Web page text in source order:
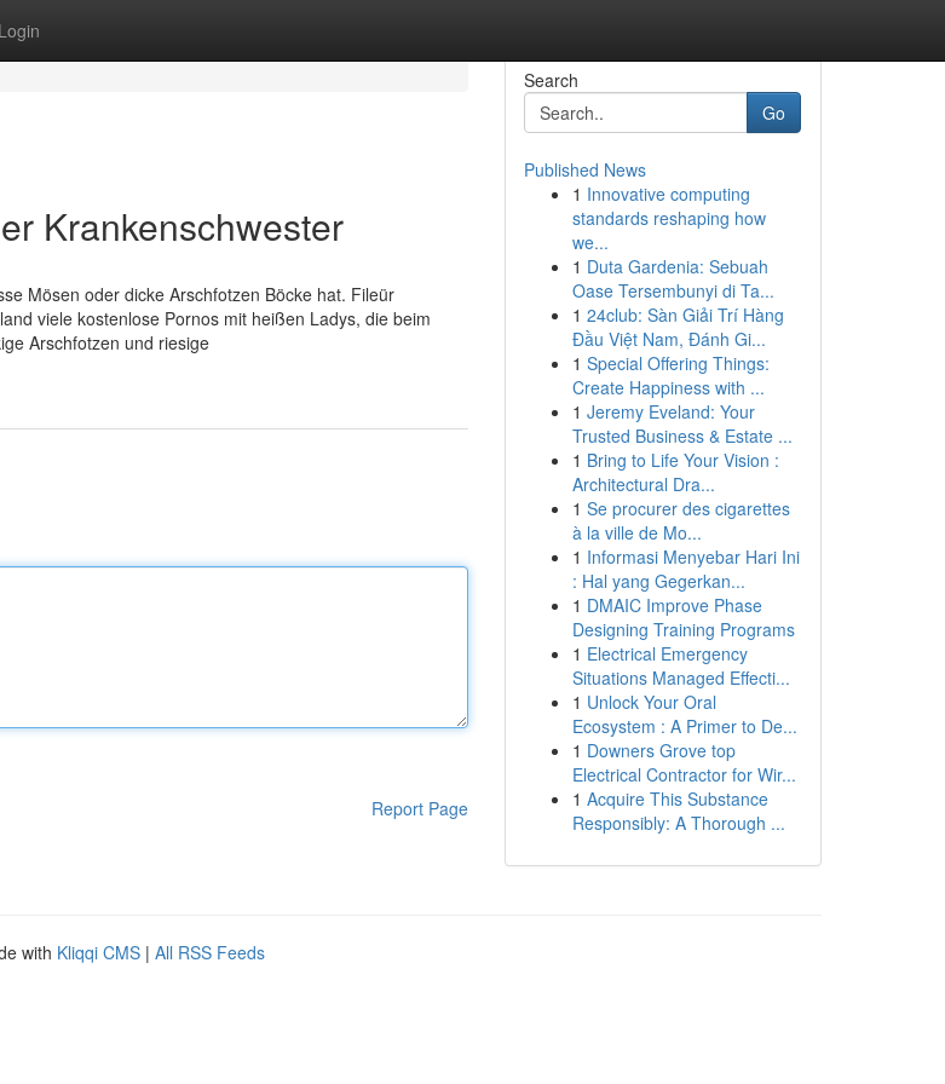
Login
Krankenschwester
Mösen oder dicke Arschfotzen Böcke hat. Fileür
viele kostenlose Pornos mit heißen Ladys, die beim
Arschfotzen und riesige
Report Page
Search
Go
Published News
1 Innovative computing
standards reshaping how
we...
1 Duta Gardenia: Sebuah
Oase Tersembunyi di Ta...
1 24club: Sàn Giải Trí Hàng
Đầu Việt Nam, Đánh Gi...
1 Special Offering Things:
Create Happiness with ...
1 Jeremy Eveland: Your
Trusted Business & Estate ...
1 Bring to Life Your Vision :
Architectural Dra...
1 Se procurer des cigarettes
à la ville de Mo...
1 Informasi Menyebar Hari Ini
: Hal yang Gegerkan...
1 DMAIC Improve Phase
Designing Training Programs
1 Electrical Emergency
Situations Managed Effecti...
1 Unlock Your Oral
Ecosystem : A Primer to De...
1 Downers Grove top
Electrical Contractor for Wir...
1 Acquire This Substance
Responsibly: A Thorough ...
with Kliqqi CMS | All RSS Feeds